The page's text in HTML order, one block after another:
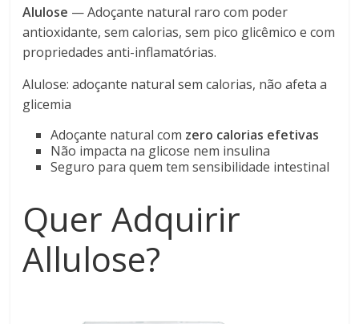
Alulose — Adoçante natural raro com poder
antioxidante, sem calorias, sem pico glicêmico e com
propriedades anti-inflamatórias.
Alulose: adoçante natural sem calorias, não afeta a
glicemia
Adoçante natural com zero calorias efetivas
Não impacta na glicose nem insulina
Seguro para quem tem sensibilidade intestinal
Quer Adquirir
Allulose?